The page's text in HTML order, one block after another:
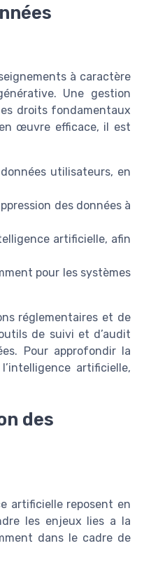
à caractère
Une gestion
droits fondamentaux
œuvre efficace, il est
utilisateurs, en
des données à
artificielle, afin
pour les systèmes
réglementaires et de
de suivi et d’audit
Pour approfondir la
artificielle,
des
artificielle reposent en
les enjeux lies a la
dans le cadre de